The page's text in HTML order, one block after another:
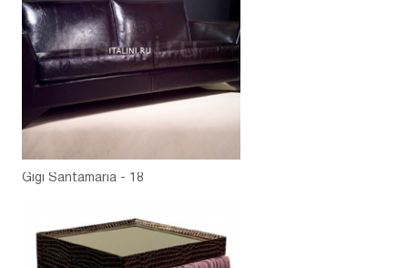
Gigi Santamaria - 18